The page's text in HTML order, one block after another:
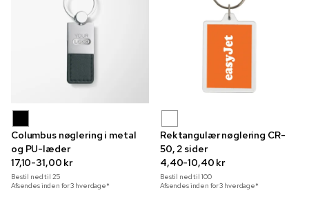
Columbus nøglering i metal
og PU-læder
17,10-31,00 kr
Bestil ned til 25
Afsendes inden for 3 hverdage*
Rektangulær nøglering CR-
50, 2 sider
4,40-10,40 kr
Bestil ned til 100
Afsendes inden for 3 hverdage*